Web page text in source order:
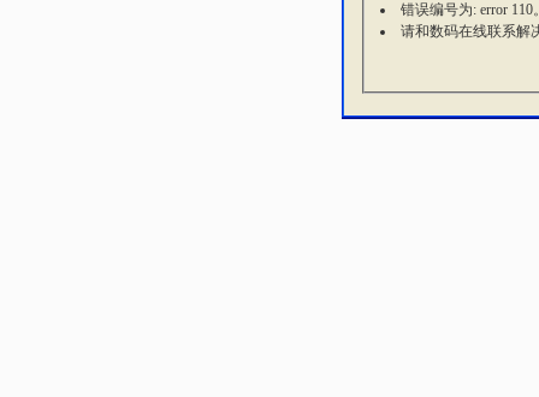
错误编号为: error 110
请和数码在线联系解